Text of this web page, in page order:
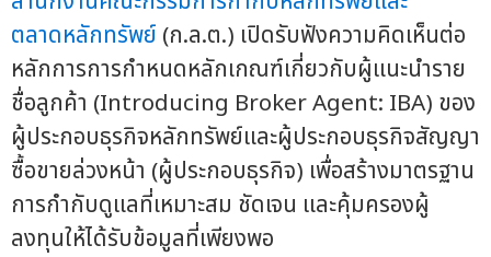
ตลาดหลักทรัพย์ (ก.ล.ต.) เปิดรับฟังความคิดเห็นต่อ
หลักการการกำหนดหลักเกณฑ์เกี่ยวกับผู้แนะนำราย
ชื่อลูกค้า (Introducing Broker Agent: IBA) ของ
ผู้ประกอบธุรกิจหลักทรัพย์และผู้ประกอบธุรกิจสัญญา
ซื้อขายล่วงหน้า (ผู้ประกอบธุรกิจ) เพื่อสร้างมาตรฐาน
การกำกับดูแลที่เหมาะสม ชัดเจน และคุ้มครองผู้
ลงทุนให้ได้รับข้อมูลที่เพียงพอ